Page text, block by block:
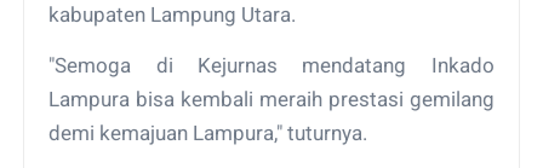
kabupaten Lampung Utara.
"Semoga di Kejurnas mendatang Inkado
Lampura bisa kembali meraih prestasi gemilang
demi kemajuan Lampura," tuturnya.